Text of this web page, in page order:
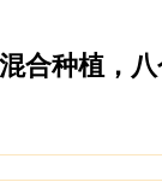
合种植，